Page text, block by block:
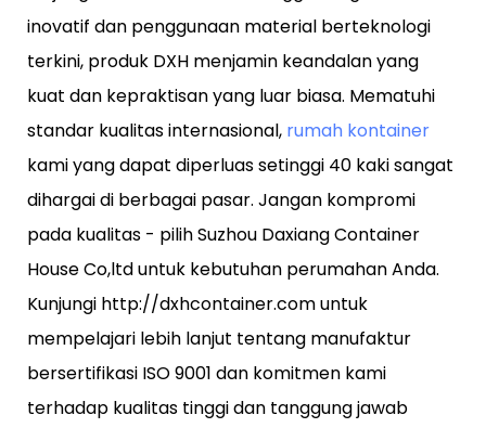
inovatif dan penggunaan material berteknologi
terkini, produk DXH menjamin keandalan yang
kuat dan kepraktisan yang luar biasa. Mematuhi
standar kualitas internasional, rumah kontainer
kami yang dapat diperluas setinggi 40 kaki sangat
dihargai di berbagai pasar. Jangan kompromi
pada kualitas - pilih Suzhou Daxiang Container
House Co,ltd untuk kebutuhan perumahan Anda.
Kunjungi http://dxhcontainer.com untuk
mempelajari lebih lanjut tentang manufaktur
bersertifikasi ISO 9001 dan komitmen kami
terhadap kualitas tinggi dan tanggung jawab